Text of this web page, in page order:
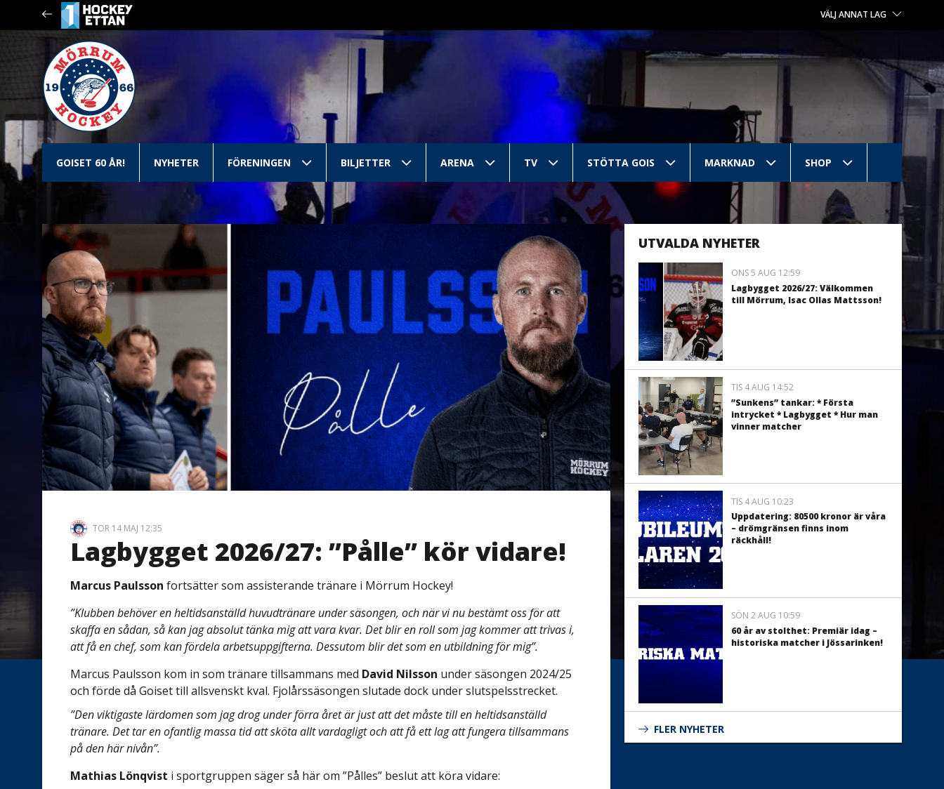
VÄLJ ANNAT LAG
GOISET 60 ÅR! NYHETER FÖRENINGEN BILJETTER ARENA TV STÖTTA GOIS MARKNAD SHOP
TOR 14 MAJ 12:35
Lagbygget 2026/27: ”Pålle” kör vidare!
Marcus Paulsson fortsätter som assisterande tränare i Mörrum Hockey!
”Klubben behöver en heltidsanställd huvudtränare under säsongen, och när vi nu bestämt oss för att
skaffa en sådan, så kan jag absolut tänka mig att vara kvar. Det blir en roll som jag kommer att trivas i,
att få en chef, som kan fördela arbetsuppgifterna. Dessutom blir det som en utbildning för mig”.
Marcus Paulsson kom in som tränare tillsammans med David Nilsson under säsongen 2024/25
och förde då Goiset till allsvenskt kval. Fjolårssäsongen slutade dock under slutspelsstrecket.
”Den viktigaste lärdomen som jag drog under förra året är just att det måste till en heltidsanställd
tränare. Det tar en ofantlig massa tid att sköta allt vardagligt och att få ett lag att fungera tillsammans
på den här nivån”.
Mathias Lönqvist i sportgruppen säger så här om ”Pålles” beslut att köra vidare:
UTVALDA NYHETER
ONS 5 AUG 12:59
Lagbygget 2026/27: Välkommen
till Mörrum, Isac Ollas Mattsson!
TIS 4 AUG 14:52
”Sunkens” tankar: * Första
intrycket * Lagbygget * Hur man
vinner matcher
TIS 4 AUG 10:23
Uppdatering: 80500 kronor är våra
– drömgränsen finns inom
räckhåll!
SÖN 2 AUG 10:59
60 år av stolthet: Premiär idag –
historiska matcher i Jössarinken!
FLER NYHETER